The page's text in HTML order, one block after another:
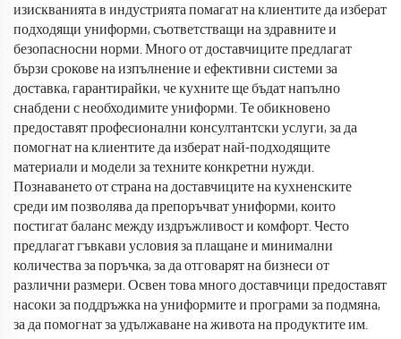
изискванията в индустрията помагат на клиентите да изберат
подходящи униформи, съответстващи на здравните и
безопасносни норми. Много от доставчиците предлагат
бързи срокове на изпълнение и ефективни системи за
доставка, гарантирайки, че кухните ще бъдат напълно
снабдени с необходимите униформи. Те обикновено
предоставят професионални консултантски услуги, за да
помогнат на клиентите да изберат най-подходящите
материали и модели за техните конкретни нужди.
Познаването от страна на доставчиците на кухненските
среди им позволява да препоръчват униформи, които
постигат баланс между издръжливост и комфорт. Често
предлагат гъвкави условия за плащане и минимални
количества за поръчка, за да отговарят на бизнеси от
различни размери. Освен това много доставчици предоставят
насоки за поддръжка на униформите и програми за подмяна,
за да помогнат за удължаване на живота на продуктите им.